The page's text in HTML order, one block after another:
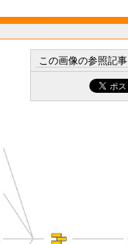
この画像の参照記事